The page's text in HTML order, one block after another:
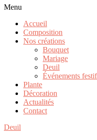
Menu
Accueil
Composition
Nos créations
Bouquet
Mariage
Deuil
Événements
Plante
Décoration
Actualités
Contact
Deuil